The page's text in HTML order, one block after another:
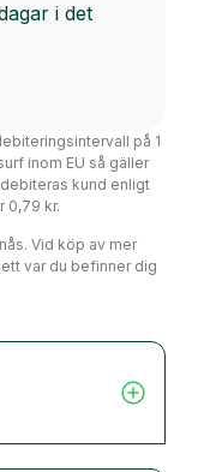
i det
på 1
inom EU så gäller
kund enligt
0,79 kr.
Vid köp av mer
var du befinner dig